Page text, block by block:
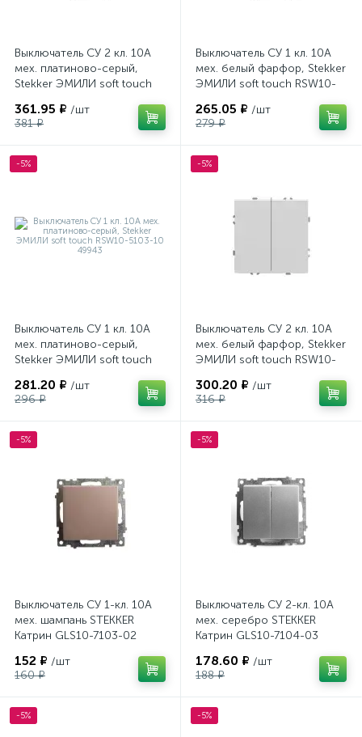
Выключатель СУ 2 кл. 10А
мех. платиново-серый,
Stekker ЭМИЛИ soft touch
361.95 ₽ /шт
381 ₽
Выключатель СУ 1 кл. 10А
мех. белый фарфор, Stekker
ЭМИЛИ soft touch RSW10-
265.05 ₽ /шт
279 ₽
-5%
Выключатель СУ 1 кл. 10А
мех. платиново-серый,
Stekker ЭМИЛИ soft touch
281.20 ₽ /шт
296 ₽
-5%
Выключатель СУ 2 кл. 10А
мех. белый фарфор, Stekker
ЭМИЛИ soft touch RSW10-
300.20 ₽ /шт
316 ₽
-5%
Выключатель СУ 1-кл. 10А
мех. шампань STEKKER
Катрин GLS10-7103-02
152 ₽ /шт
160 ₽
-5%
Выключатель СУ 2-кл. 10А
мех. серебро STEKKER
Катрин GLS10-7104-03
178.60 ₽ /шт
188 ₽
-5% -5%